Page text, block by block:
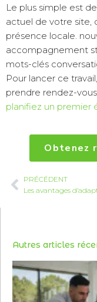
Le plus simple est
actuel de votre site,
présence locale.
accompagnement
mots-clés
Pour lancer ce
prendre rendez-
planifiez un premier
Obtenez
PRÉCÉDENT
Autres articles